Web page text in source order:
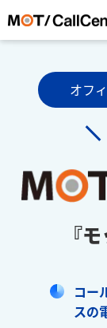
オフ
『
コー
スの